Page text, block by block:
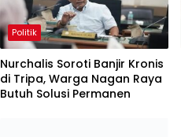
Politik
Nurchalis Soroti Banjir Kronis
di Tripa, Warga Nagan Raya
Butuh Solusi Permanen